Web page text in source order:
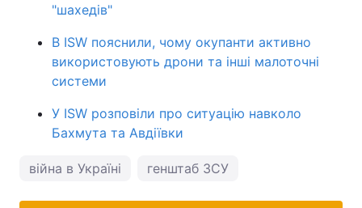
"шахедів"
В ISW пояснили, чому окупанти активно
використовують дрони та інші малоточні
системи
У ISW розповіли про ситуацію навколо
Бахмута та Авдіївки
війна в Україні генштаб ЗСУ